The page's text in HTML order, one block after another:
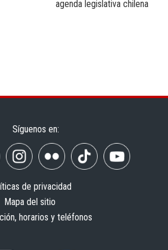
Síguenos en:
de privacidad
Mapa del sitio
horarios y teléfonos